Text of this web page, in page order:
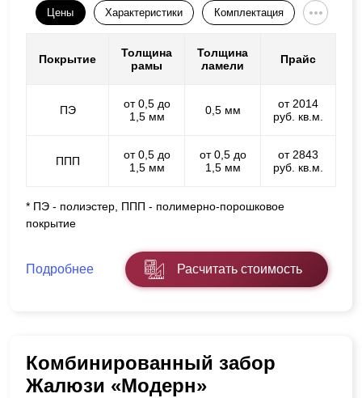
Цены Характеристики Комплектация
Покрытие
Толщина
рамы
Толщина
ламели
Прайс
ПЭ
от 0,5 до
1,5 мм
0,5 мм
от 2014
руб. кв.м.
ППП
от 0,5 до
1,5 мм
от 0,5 до
1,5 мм
от 2843
руб. кв.м.
* ПЭ - полиэстер, ППП - полимерно-порошковое
покрытие
Подробнее Расчитать стоимость
Комбинированный забор
Жалюзи «Модерн»